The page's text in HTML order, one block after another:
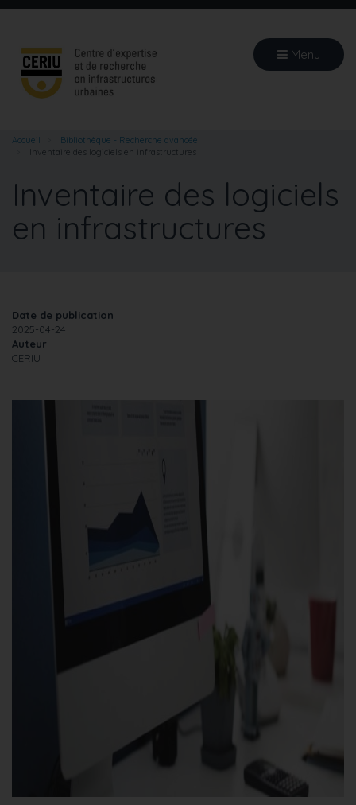
Aller
principal
Menu
Accueil
Bibliothèque - Recherche avancée
Inventaire des logiciels en infrastructures
Inventaire des logiciels
en infrastructures
Date de publication
2025-04-24
Auteur
CERIU